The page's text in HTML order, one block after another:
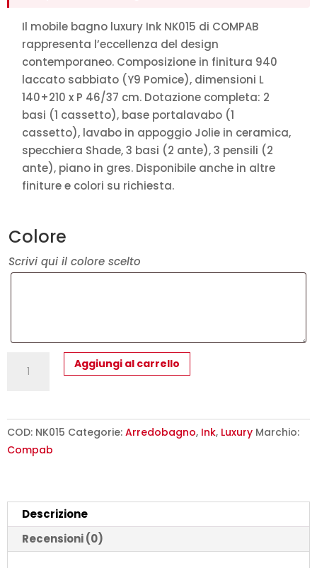
Il mobile bagno luxury Ink NK015 di COMPAB
rappresenta l’eccellenza del design
contemporaneo. Composizione in finitura 940
laccato sabbiato (Y9 Pomice), dimensioni L
140+210 x P 46/37 cm. Dotazione completa: 2
basi (1 cassetto), base portalavabo (1
cassetto), lavabo in appoggio Jolie in ceramica,
specchiera Shade, 3 basi (2 ante), 3 pensili (2
ante), piano in gres. Disponibile anche in altre
finiture e colori su richiesta.
Colore
Scrivi qui il colore scelto
NK015
Bagno
Luxury
140+210
46/37
Aggiungi al carrello
COD: NK015 Categorie: Arredobagno, Ink, Luxury Marchio:
Compab
Descrizione
Recensioni (0)